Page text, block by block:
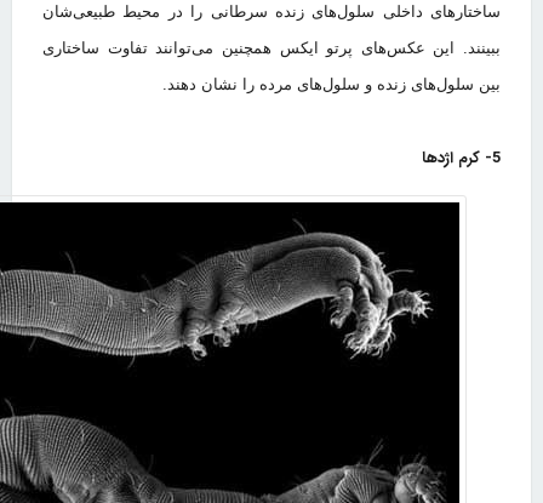
ساختارهای داخلی سلول‌های زنده سرطانی را در محیط طبیعی‌شان
ببینند. این عکس‌های پرتو ایکس همچنین می‌توانند تفاوت ساختاری
بین سلول‌های زنده و سلول‌های مرده‌ را نشان دهند.
5- کرم اژدها